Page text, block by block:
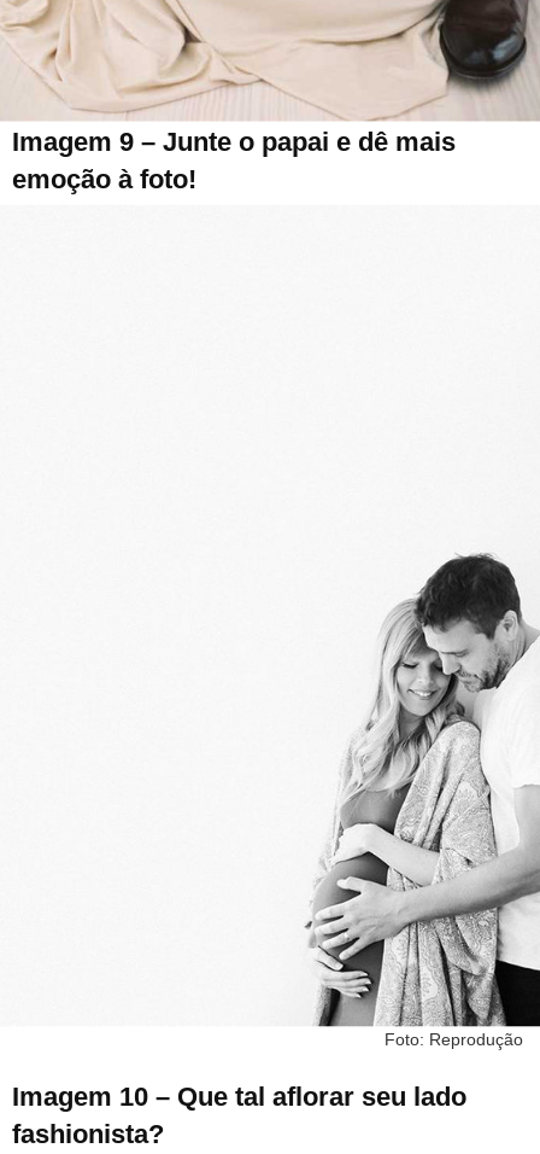
Imagem 9 – Junte o papai e dê mais
emoção à foto!
Foto: Reprodução
Imagem 10 – Que tal aflorar seu lado
fashionista?